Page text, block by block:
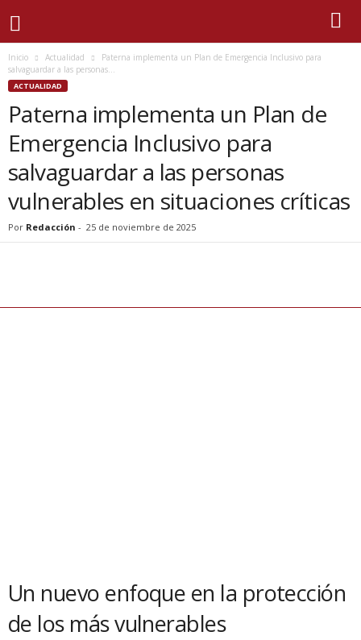
Inicio Actualidad
Paterna implementa un Plan de Emergencia Inclusivo para
salvaguardar a las personas...
ACTUALIDAD
Paterna implementa un Plan de
Emergencia Inclusivo para
salvaguardar a las personas
vulnerables en situaciones críticas
Por Redacción - 25 de noviembre de 2025
Un nuevo enfoque en la protección
de los más vulnerables